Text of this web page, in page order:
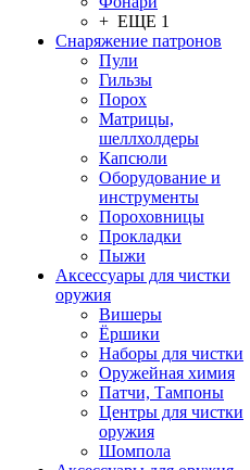
+ ЕЩЕ 1
Снаряжение патронов
Пули
Гильзы
Порох
Матрицы,
шеллхолдеры
Капсюли
Оборудование и
инструменты
Пороховницы
Прокладки
Пыжи
Аксессуары для чистки
оружия
Вишеры
Ёршики
Наборы для чистки
Оружейная химия
Патчи, Тампоны
Центры для чистки
оружия
Шомпола